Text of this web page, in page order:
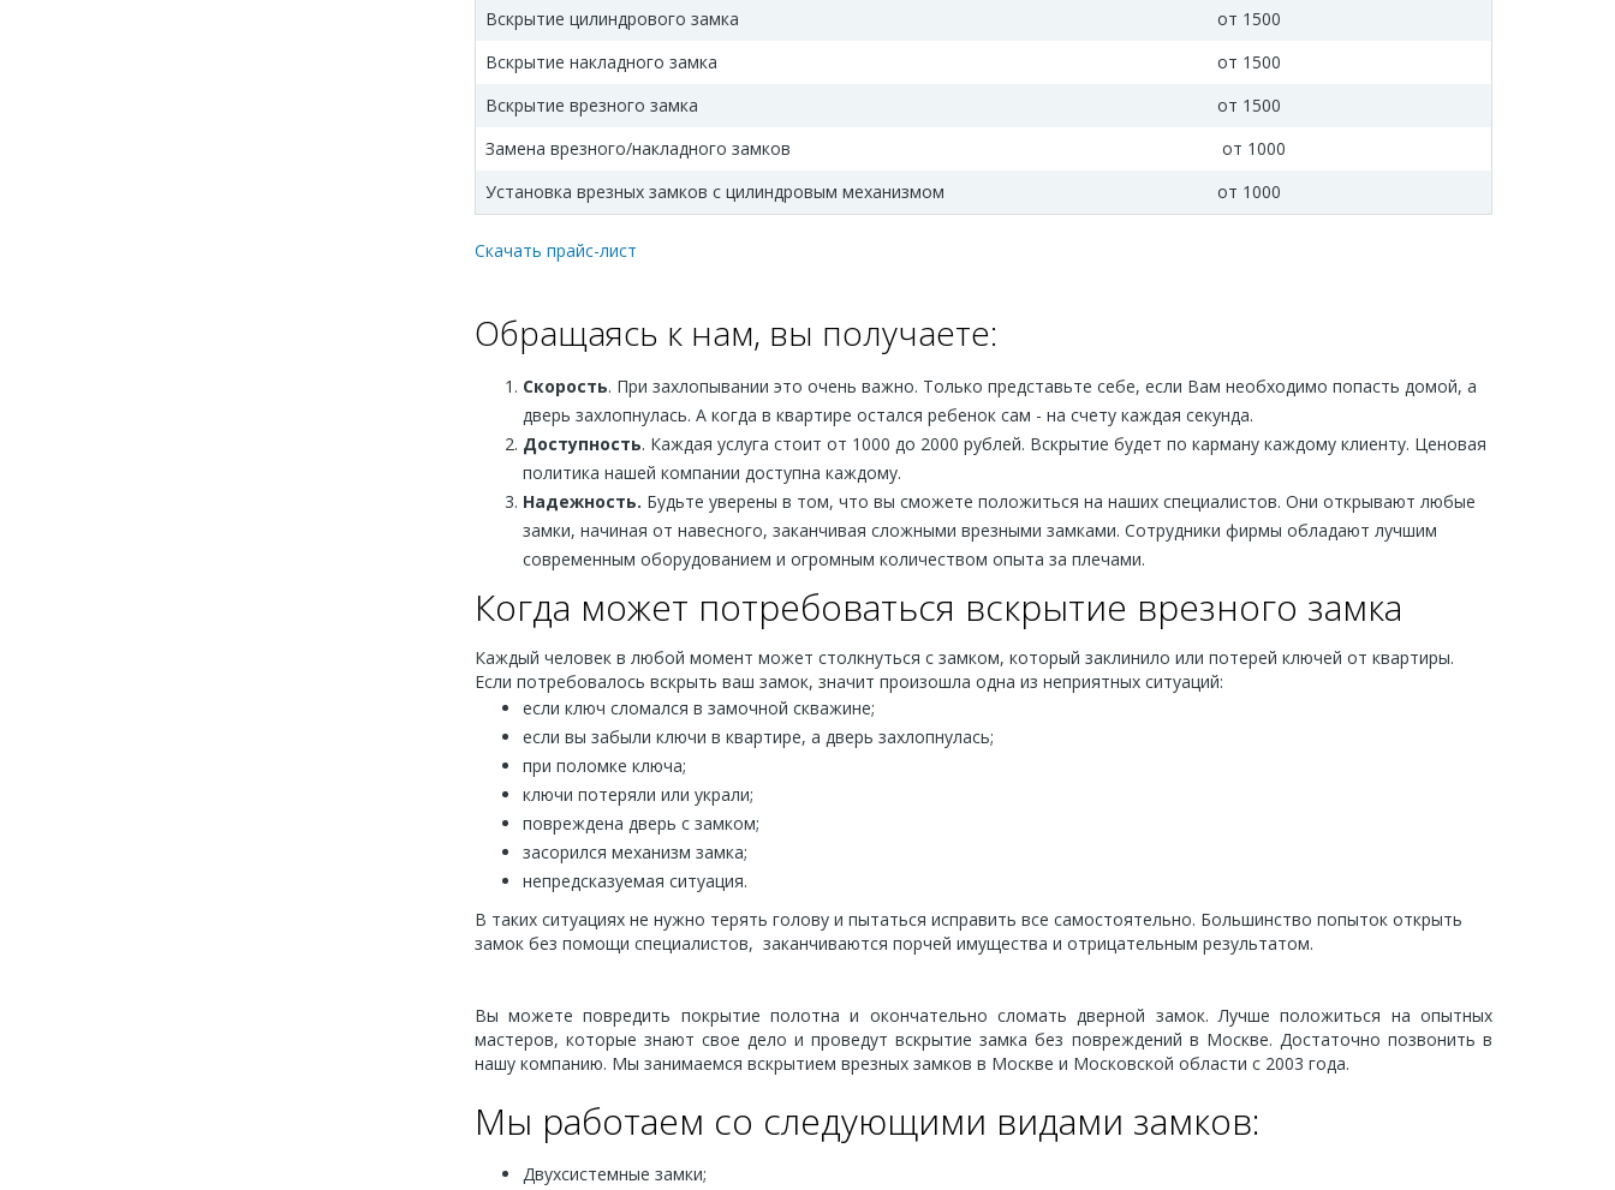
Вскрытие цилиндрового замка
от 1500
Вскрытие накладного замка
от 1500
Вскрытие врезного замка
от 1500
Замена врезного/накладного замков
от 1000
Установка врезных замков с цилиндровым механизмом
от 1000
Скачать прайс-лист
Обращаясь к нам, вы получаете:
Скорость. При захлопывании это очень важно. Только представьте себе, если Вам необходимо попасть домой, а
дверь захлопнулась. А когда в квартире остался ребенок сам - на счету каждая секунда.
Доступность. Каждая услуга стоит от 1000 до 2000 рублей. Вскрытие будет по карману каждому клиенту. Ценовая
политика нашей компании доступна каждому.
Надежность. Будьте уверены в том, что вы сможете положиться на наших специалистов. Они открывают любые
замки, начиная от навесного, заканчивая сложными врезными замками. Сотрудники фирмы обладают лучшим
современным оборудованием и огромным количеством опыта за плечами.
Когда может потребоваться вскрытие врезного замка
Каждый человек в любой момент может столкнуться с замком, который заклинило или потерей ключей от квартиры.
Если потребовалось вскрыть ваш замок, значит произошла одна из неприятных ситуаций:
если ключ сломался в замочной скважине;
если вы забыли ключи в квартире, а дверь захлопнулась;
при поломке ключа;
ключи потеряли или украли;
повреждена дверь с замком;
засорился механизм замка;
непредсказуемая ситуация.
В таких ситуациях не нужно терять голову и пытаться исправить все самостоятельно. Большинство попыток открыть
замок без помощи специалистов, заканчиваются порчей имущества и отрицательным результатом.
Вы можете повредить покрытие полотна и окончательно сломать дверной замок. Лучше положиться на опытных
мастеров, которые знают свое дело и проведут вскрытие замка без повреждений в Москве. Достаточно позвонить в
нашу компанию. Мы занимаемся вскрытием врезных замков в Москве и Московской области с 2003 года.
Мы работаем со следующими видами замков:
Двухсистемные замки;